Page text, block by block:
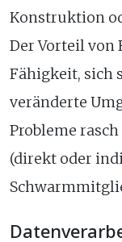
Konstruktion
Der Vorteil von
Fähigkeit, sich
veränderte
Probleme
(direkt oder